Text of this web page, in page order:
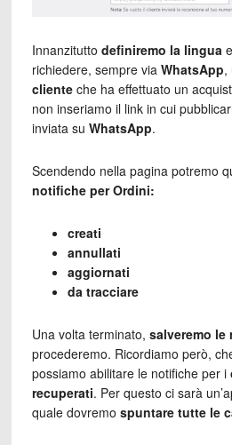
Innanzitutto definiremo la lingua
richiedere, sempre via WhatsApp,
clienteche ha effettuato un
non inseriamo il link in cui
inviata su WhatsApp.
Scendendo nella pagina potremo
notifiche per Ordini:
creati
annullati
aggiornati
da tracciare
Una volta terminato, salveremo le
procederemo. Ricordiamo però,
possiamo abilitare le notifiche per i
recuperati. Per questo ci sarà
quale dovremo spuntare tutte le